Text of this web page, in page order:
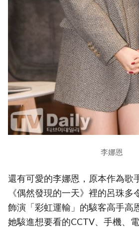
李娜恩
還有可愛的李娜恩，原本作為歌
《偶然發現的一天》裡的呂珠多
飾演「彩虹運輸」的駭客高手高
她駭進想要看的CCTV、手機、